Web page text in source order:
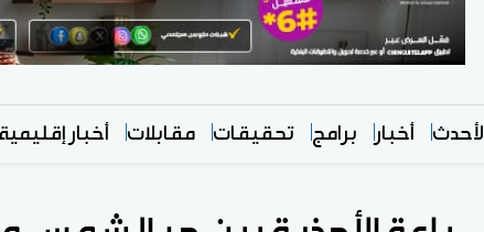
الأحدث أخبار برامج تحقيقات مقابلات أخبار إقليمية